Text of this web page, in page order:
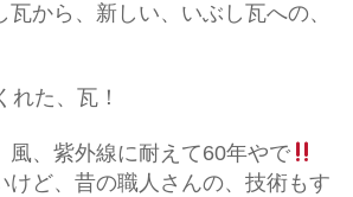
瓦から、新しい、いぶし瓦への、
れた、瓦！
風、紫外線に耐えて60年やで
けど、昔の職人さんの、技術もす